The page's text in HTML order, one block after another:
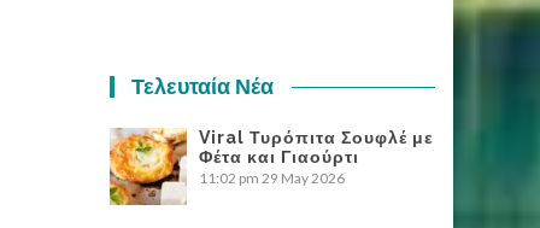
Τελευταία Νέα
Viral Τυρόπιτα Σουφλέ με
Φέτα και Γιαούρτι
11:02 pm 29 May 2026